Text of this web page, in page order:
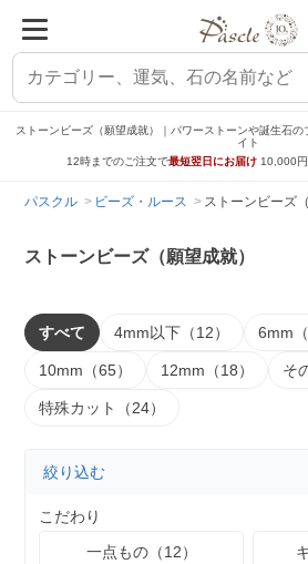
ストーンビーズ（願望成就）｜パワーストーンや誕生石
イト
12時までのご注文で最短翌日にお届け 10,000
パスクル ビーズ・ルース ストーンビーズ
ストーンビーズ（願望成就）
すべて 4mm以下（12） 6mm（
10mm（65） 12mm（18） そ
特殊カット（24）
絞り込む
こだわり
一点もの（12）